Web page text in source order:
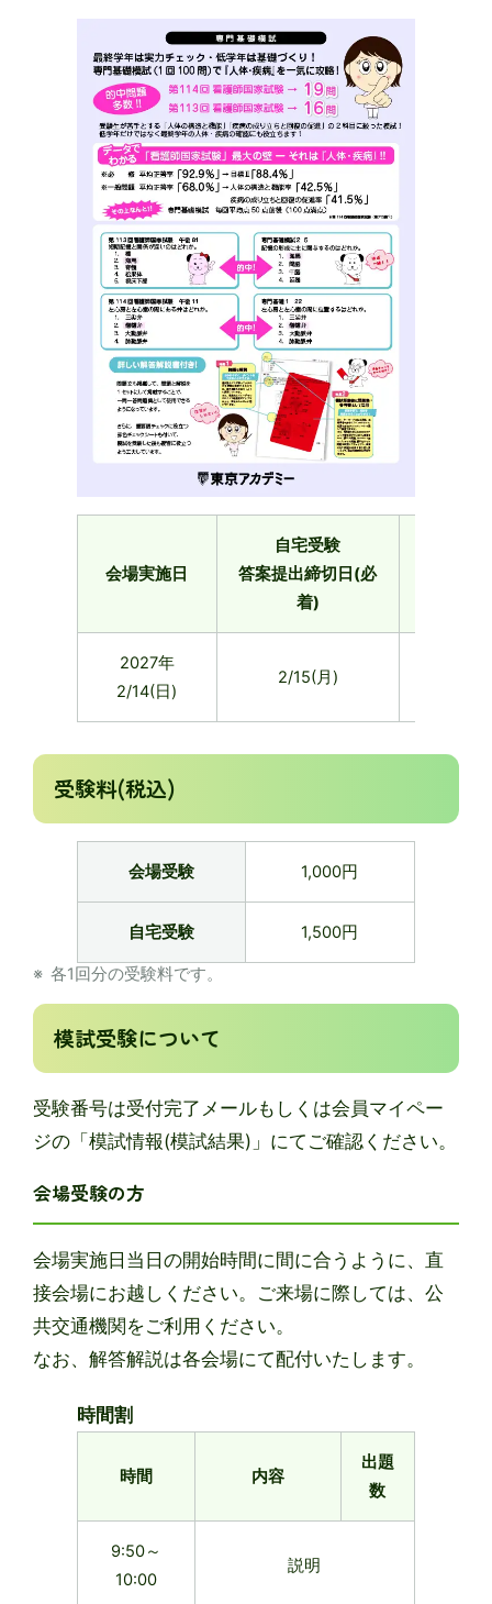
会場実施日
自宅受験
答案提出締切日(必
着)
2027年
2/14(日)
2/15(月)
受験料(税込)
会場受験 1,000円
自宅受験 1,500円
各1回分の受験料です。
模試受験について
受験番号は受付完了メールもしくは会員マイペー
ジの「模試情報(模試結果)」にてご確認ください。
会場受験の方
会場実施日当日の開始時間に間に合うように、直
接会場にお越しください。ご来場に際しては、公
共交通機関をご利用ください。
なお、解答解説は各会場にて配付いたします。
時間割
時間 内容
出題
数
9:50～
10:00
説明